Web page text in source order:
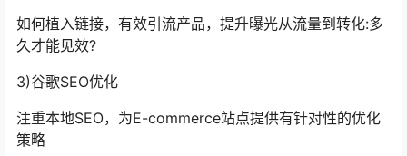
如何植入链接，有效引流产品，提升曝光从流量到转化:多
久才能见效?
3)谷歌SEO优化
注重本地SEO，为E-commerce站点提供有针对性的优化
策略